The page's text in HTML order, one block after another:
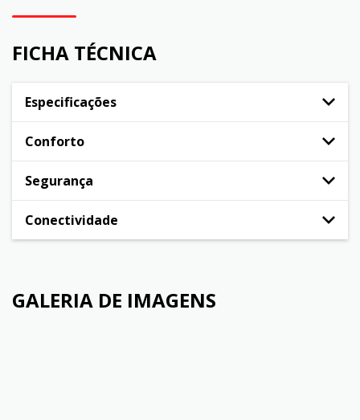
FICHA TÉCNICA
Especificações
Conforto
Segurança
Conectividade
GALERIA DE IMAGENS